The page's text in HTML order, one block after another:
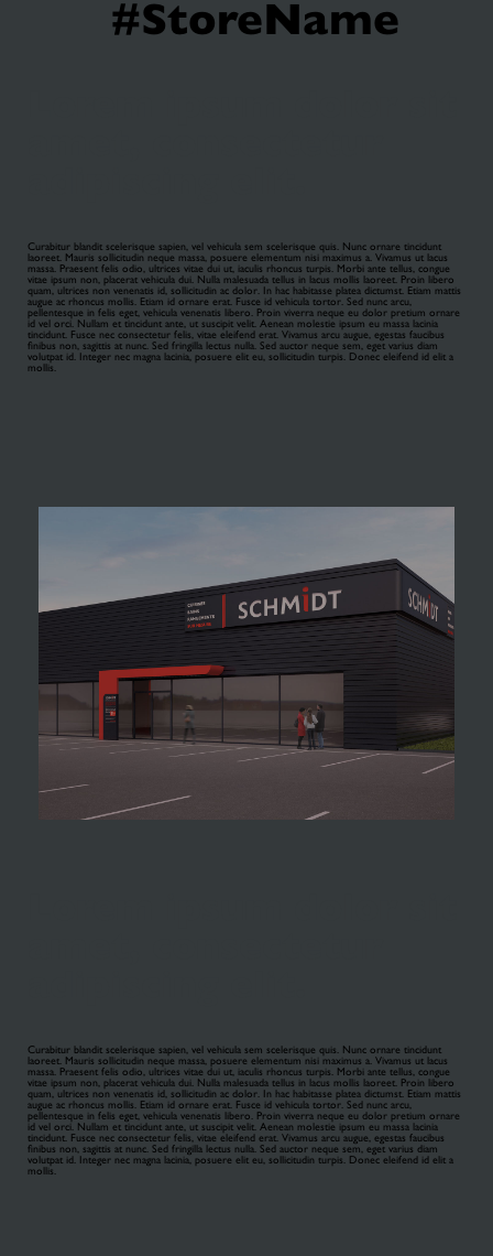
#StoreName
Curabitur blandit scelerisque sapien, vel vehicula sem scelerisque quis. Nunc ornare tincidunt
laoreet. Mauris sollicitudin neque massa, posuere elementum nisi maximus a. Vivamus ut lacus
massa. Praesent felis odio, ultrices vitae dui ut, iaculis rhoncus turpis. Morbi ante tellus, congue
vitae ipsum non, placerat vehicula dui. Nulla malesuada tellus in lacus mollis laoreet. Proin libero
quam, ultrices non venenatis id, sollicitudin ac dolor. In hac habitasse platea dictumst. Etiam mattis
augue ac rhoncus mollis. Etiam id ornare erat. Fusce id vehicula tortor. Sed nunc arcu,
pellentesque in felis eget, vehicula venenatis libero. Proin viverra neque eu dolor pretium ornare
id vel orci. Nullam et tincidunt ante, ut suscipit velit. Aenean molestie ipsum eu massa lacinia
tincidunt. Fusce nec consectetur felis, vitae eleifend erat. Vivamus arcu augue, egestas faucibus
finibus non, sagittis at nunc. Sed fringilla lectus nulla. Sed auctor neque sem, eget varius diam
volutpat id. Integer nec magna lacinia, posuere elit eu, sollicitudin turpis. Donec eleifend id elit a
mollis.
Curabitur blandit scelerisque sapien, vel vehicula sem scelerisque quis. Nunc ornare tincidunt
laoreet. Mauris sollicitudin neque massa, posuere elementum nisi maximus a. Vivamus ut lacus
massa. Praesent felis odio, ultrices vitae dui ut, iaculis rhoncus turpis. Morbi ante tellus, congue
vitae ipsum non, placerat vehicula dui. Nulla malesuada tellus in lacus mollis laoreet. Proin libero
quam, ultrices non venenatis id, sollicitudin ac dolor. In hac habitasse platea dictumst. Etiam mattis
augue ac rhoncus mollis. Etiam id ornare erat. Fusce id vehicula tortor. Sed nunc arcu,
pellentesque in felis eget, vehicula venenatis libero. Proin viverra neque eu dolor pretium ornare
id vel orci. Nullam et tincidunt ante, ut suscipit velit. Aenean molestie ipsum eu massa lacinia
tincidunt. Fusce nec consectetur felis, vitae eleifend erat. Vivamus arcu augue, egestas faucibus
finibus non, sagittis at nunc. Sed fringilla lectus nulla. Sed auctor neque sem, eget varius diam
volutpat id. Integer nec magna lacinia, posuere elit eu, sollicitudin turpis. Donec eleifend id elit a
mollis.